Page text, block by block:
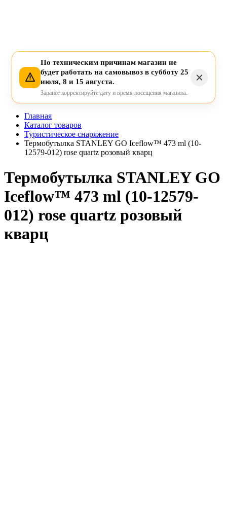
По техническим причинам магазин не
будет работать на самовывоз в субботу 25
июля, 8 и 15 августа.
Заранее корректируйте дату и время посещения магазина.
Главная
Каталог товаров
Туристическое снаряжение
Термобутылка STANLEY GO Iceflow™ 473 ml (10-
12579-012) rose quartz розовый кварц
Термобутылка STANLEY GO
Iceflow™ 473 ml (10-12579-
012) rose quartz розовый
кварц